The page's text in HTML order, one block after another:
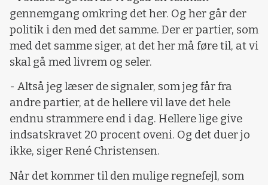
gennemgang omkring det her. Og her går der
politik i den med det samme. Der er partier, som
med det samme siger, at det her må føre til, at vi
skal gå med livrem og seler.
- Altså jeg læser de signaler, som jeg får fra
andre partier, at de hellere vil lave det hele
endnu strammere end i dag. Hellere lige give
indsatskravet 20 procent oveni. Og det duer jo
ikke, siger René Christensen.
Når det kommer til den mulige regnefejl, som